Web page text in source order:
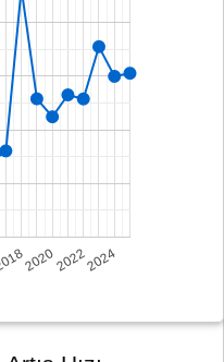
202020222024